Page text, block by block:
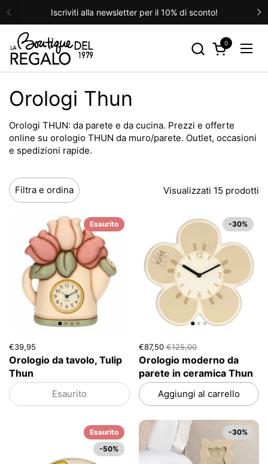
Passa ai contenuti
Precedente
Iscriviti alla newsletter per il 10% di sconto!
Apri carrello
0
Apri
Orologi Thun
Orologi THUN: da parete e da cucina. Prezzi e offerte
online su orologio THUN da muro/parete. Outlet, occasioni
e spedizioni rapide.
Filtra e ordina Visualizzati 15 prodotti
€39,95
Orologio da tavolo, Tulip
Thun
Esaurito
Esaurito
€87,50 €125,00
Orologio moderno da
parete in ceramica Thun
Aggiungi al carrello
-30%
Esaurito
-50%
-30%